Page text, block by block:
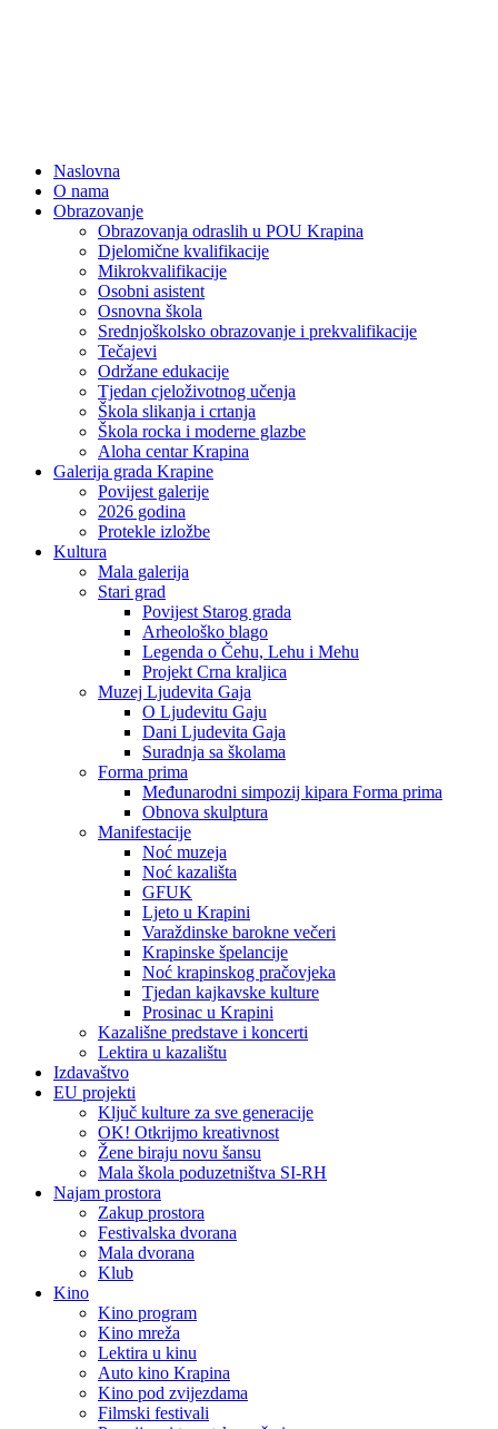
Naslovna
O nama
Obrazovanje
Obrazovanja odraslih u POU Krapina
Djelomične kvalifikacije
Mikrokvalifikacije
Osobni asistent
Osnovna škola
Srednjoškolsko obrazovanje i prekvalifikacije
Tečajevi
Održane edukacije
Tjedan cjeloživotnog učenja
Škola slikanja i crtanja
Škola rocka i moderne glazbe
Aloha centar Krapina
Galerija grada Krapine
Povijest galerije
2026 godina
Protekle izložbe
Kultura
Mala galerija
Stari grad
Povijest Starog grada
Arheološko blago
Legenda o Čehu, Lehu i Mehu
Projekt Crna kraljica
Muzej Ljudevita Gaja
O Ljudevitu Gaju
Dani Ljudevita Gaja
Suradnja sa školama
Forma prima
Međunarodni simpozij kipara Forma prima
Obnova skulptura
Manifestacije
Noć muzeja
Noć kazališta
GFUK
Ljeto u Krapini
Varaždinske barokne večeri
Krapinske špelancije
Noć krapinskog pračovjeka
Tjedan kajkavske kulture
Prosinac u Krapini
Kazališne predstave i koncerti
Lektira u kazalištu
Izdavaštvo
EU projekti
Ključ kulture za sve generacije
OK! Otkrijmo kreativnost
Žene biraju novu šansu
Mala škola poduzetništva SI-RH
Najam prostora
Zakup prostora
Festivalska dvorana
Mala dvorana
Klub
Kino
Kino program
Kino mreža
Lektira u kinu
Auto kino Krapina
Kino pod zvijezdama
Filmski festivali